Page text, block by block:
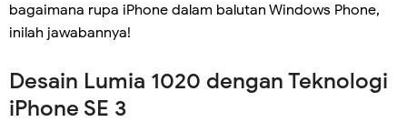
bagaimana rupa iPhone dalam balutan Windows Phone,
inilah jawabannya!
Desain Lumia 1020 dengan Teknologi
iPhone SE 3